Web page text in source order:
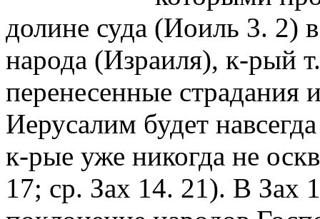
долине суда (Иоиль 3. 2)
народа (Израиля), к-рый
перенесенные
Иерусалим будет
к-рые уже никогда не
17; ср. Зах 14. 21). В Зах